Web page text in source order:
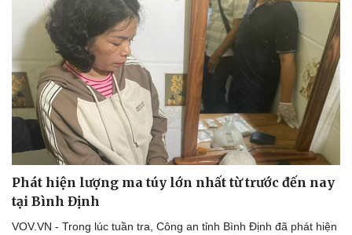
Văn hóa
Sân khấu - Điện ảnh
Văn học
Âm nhạc
Di sản
Giải trí
Nghệ sĩ
Thời trang
Phát hiện lượng ma túy lớn nhất từ trước đến nay
tại Bình Định
VOV.VN - Trong lúc tuần tra, Công an tỉnh Bình Định đã phát hiện